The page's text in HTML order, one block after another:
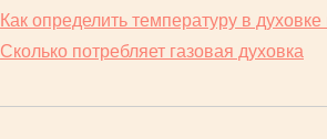
Как определить температуру в
Сколько потребляет газовая духовка